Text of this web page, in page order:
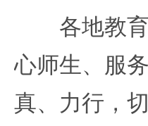
各地教育
心师生、服
真、力行，